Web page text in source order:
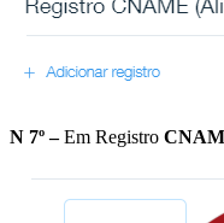
N 7º –Em Registro